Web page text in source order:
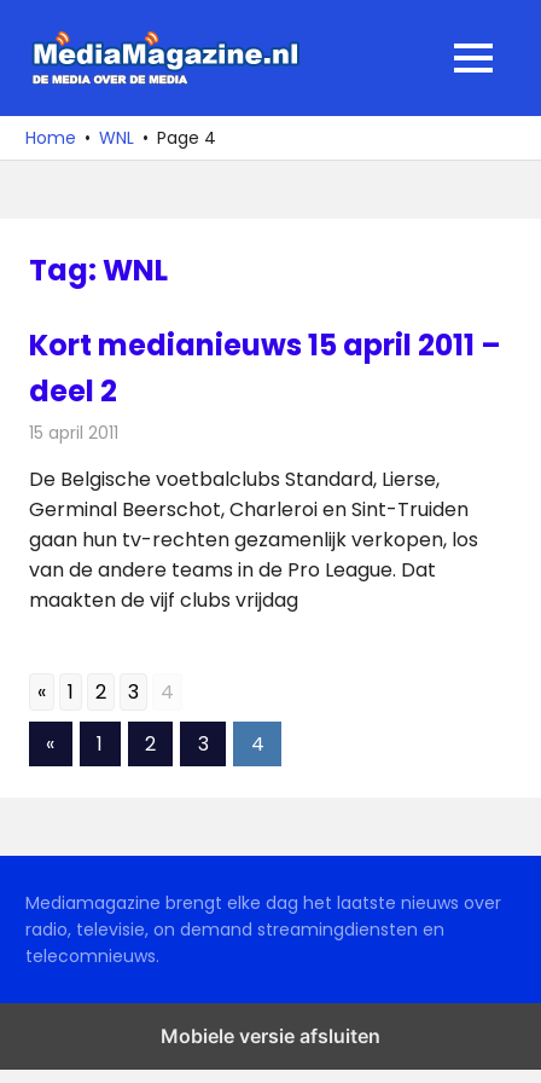
naar
media
over
MENU
Home WNL Page 4
Tag:WNL
Kort medianieuws 15 april 2011 –
deel 2
15 april 2011
De Belgische voetbalclubs Standard, Lierse,
Germinal Beerschot, Charleroi en Sint-Truiden
gaan hun tv-rechten gezamenlijk verkopen, los
van de andere teams in de Pro League. Dat
maakten de vijf clubs vrijdag
« 1 2 3 4
Berichten
«Vorige
berichten
1 2 3 4
Mediamagazine brengt elke dag het laatste nieuws over
radio, televisie, on demand streamingdiensten en
telecomnieuws.
Mobiele versie afsluiten